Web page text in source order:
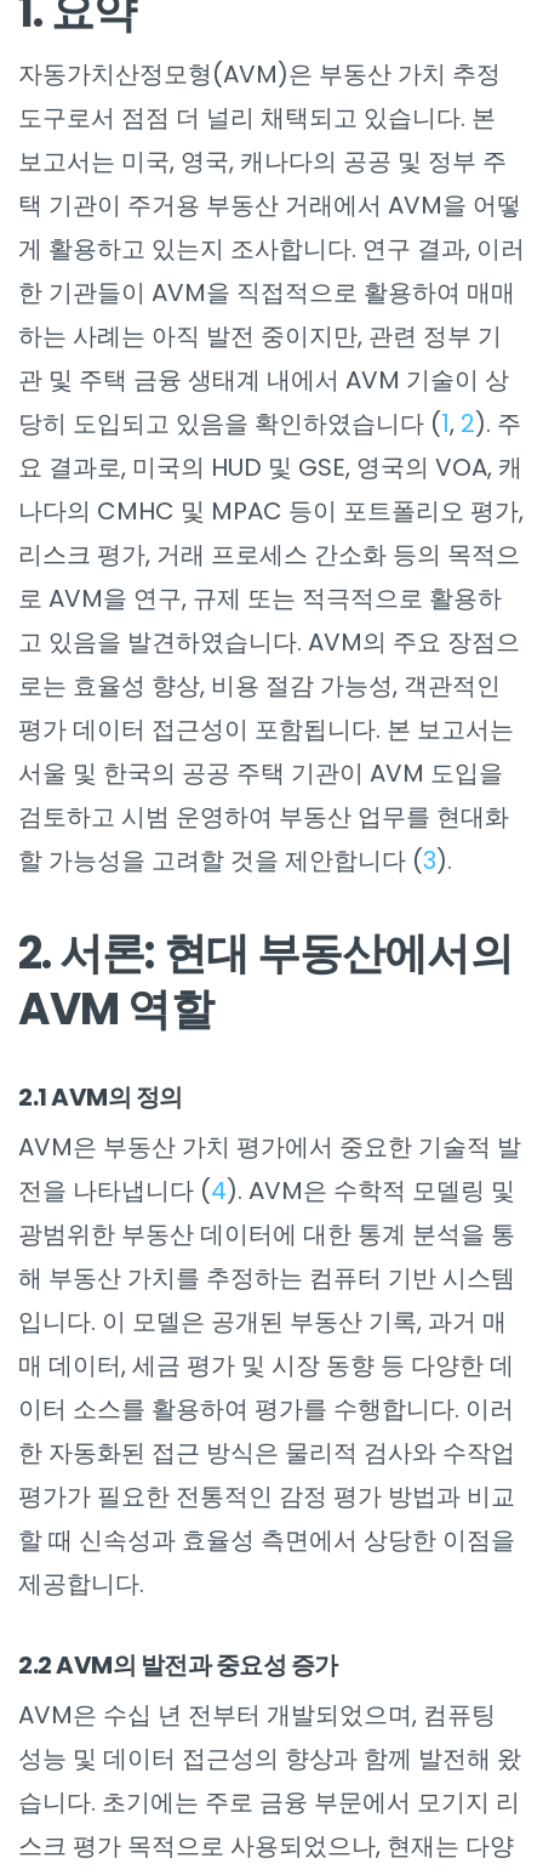
자동가치산정모형(AVM)은 부동산 가치 추정
도구로서 점점 더 널리 채택되고 있습니다. 본
보고서는 미국, 영국, 캐나다의 공공 및 정부 주
택 기관이 주거용 부동산 거래에서 AVM을 어떻
게 활용하고 있는지 조사합니다. 연구 결과, 이러
한 기관들이 AVM을 직접적으로 활용하여 매매
하는 사례는 아직 발전 중이지만, 관련 정부 기
관 및 주택 금융 생태계 내에서 AVM 기술이 상
당히 도입되고 있음을 확인하였습니다 (1, 2). 주
요 결과로, 미국의 HUD 및 GSE, 영국의 VOA, 캐
나다의 CMHC 및 MPAC 등이 포트폴리오 평가,
리스크 평가, 거래 프로세스 간소화 등의 목적으
로 AVM을 연구, 규제 또는 적극적으로 활용하
고 있음을 발견하였습니다. AVM의 주요 장점으
로는 효율성 향상, 비용 절감 가능성, 객관적인
평가 데이터 접근성이 포함됩니다. 본 보고서는
서울 및 한국의 공공 주택 기관이 AVM 도입을
검토하고 시범 운영하여 부동산 업무를 현대화
할 가능성을 고려할 것을 제안합니다 (3).
2. 서론: 현대 부동산에서의
AVM 역할
2.1 AVM의 정의
AVM은 부동산 가치 평가에서 중요한 기술적 발
전을 나타냅니다 (4). AVM은 수학적 모델링 및
광범위한 부동산 데이터에 대한 통계 분석을 통
해 부동산 가치를 추정하는 컴퓨터 기반 시스템
입니다. 이 모델은 공개된 부동산 기록, 과거 매
매 데이터, 세금 평가 및 시장 동향 등 다양한 데
이터 소스를 활용하여 평가를 수행합니다. 이러
한 자동화된 접근 방식은 물리적 검사와 수작업
평가가 필요한 전통적인 감정 평가 방법과 비교
할 때 신속성과 효율성 측면에서 상당한 이점을
제공합니다.
2.2 AVM의 발전과 중요성 증가
AVM은 수십 년 전부터 개발되었으며, 컴퓨팅
성능 및 데이터 접근성의 향상과 함께 발전해 왔
습니다. 초기에는 주로 금융 부문에서 모기지 리
스크 평가 목적으로 사용되었으나, 현재는 다양